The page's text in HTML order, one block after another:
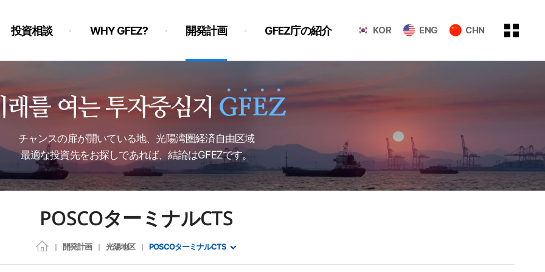
KOR ENG CHN
投資相談 WHY GFEZ? 開発計画 GFEZ庁の紹介
チャンスの扉が開いている地、光陽湾圏経済自由区域
最適な投資先をお探しであれば、結論はGFEZです。
POSCOターミナルCTS
開発計画 光陽地区 POSCOターミナルCTS